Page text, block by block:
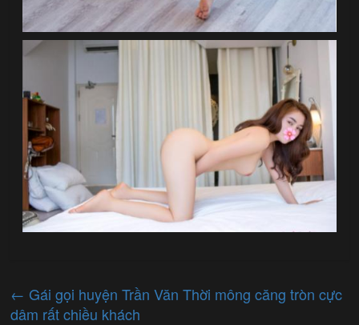
← Gái gọi huyện Trần Văn Thời mông căng tròn cực
dâm rất chiều khách